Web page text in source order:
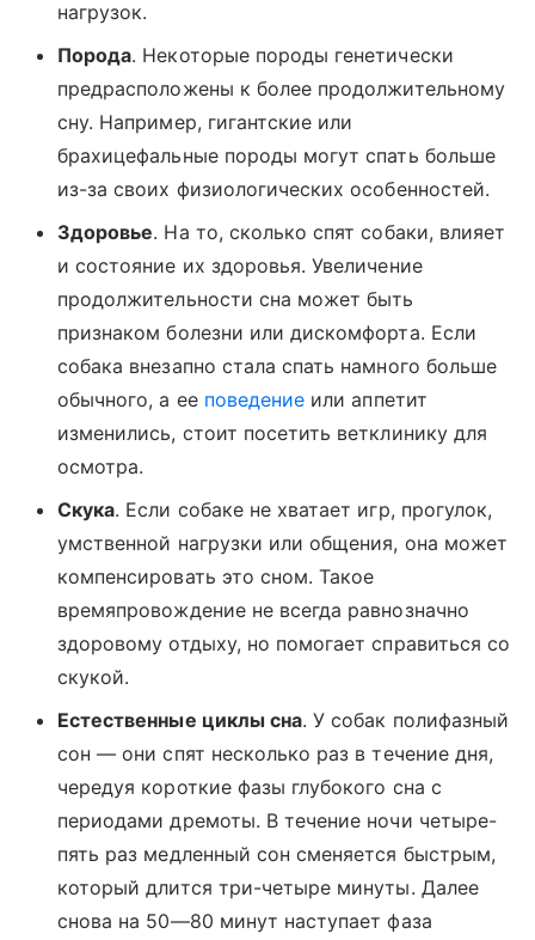
нагрузок.
Порода. Некоторые породы генетически
предрасположены к более продолжительному
сну. Например, гигантские или
брахицефальные породы могут спать больше
из-за своих физиологических особенностей.
Здоровье. На то, сколько спят собаки, влияет
и состояние их здоровья. Увеличение
продолжительности сна может быть
признаком болезни или дискомфорта. Если
собака внезапно стала спать намного больше
обычного, а ее поведение или аппетит
изменились, стоит посетить ветклинику для
осмотра.
Скука. Если собаке не хватает игр, прогулок,
умственной нагрузки или общения, она может
компенсировать это сном. Такое
времяпровождение не всегда равнозначно
здоровому отдыху, но помогает справиться со
скукой.
Естественные циклы сна. У собак полифазный
сон — они спят несколько раз в течение дня,
чередуя короткие фазы глубокого сна с
периодами дремоты. В течение ночи четыре-
пять раз медленный сон сменяется быстрым,
который длится три-четыре минуты. Далее
снова на 50—80 минут наступает фаза